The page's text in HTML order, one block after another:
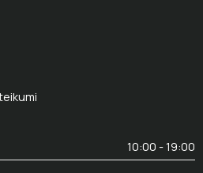
10:00 - 19:00